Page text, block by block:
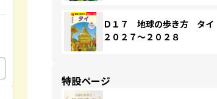
Ｄ１７ 地球の歩き方 タイ
２０２７～２０２８
特設ページ